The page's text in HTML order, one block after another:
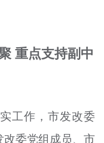
重点支持副中
工作，市发改委
委党组成员、市